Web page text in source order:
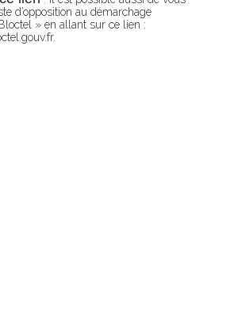
d’opposition au démarchage
» en allant sur ce lien :